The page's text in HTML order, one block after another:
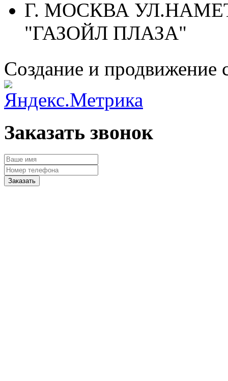
Г. МОСКВА
"ГАЗОЙЛ ПЛАЗА"
Создание и продвижение
Заказать звонок
Заказать